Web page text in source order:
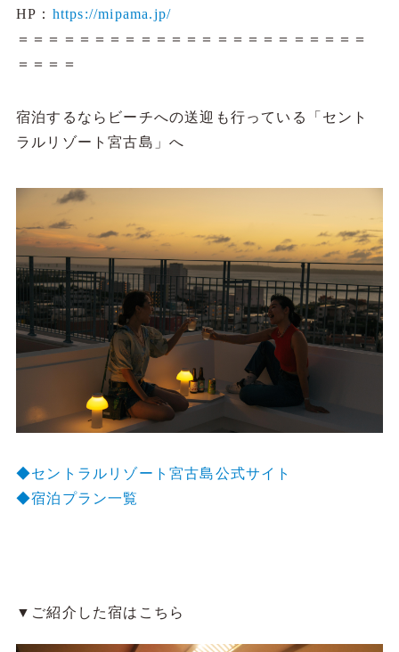
HP： https://mipama.jp/
＝＝＝＝＝＝＝＝＝＝＝＝＝＝＝＝＝＝＝＝＝＝＝
＝＝＝＝
宿泊するならビーチへの送迎も行っている「セント
ラルリゾート宮古島」へ
◆セントラルリゾート宮古島公式サイト
◆宿泊プラン一覧
▼ご紹介した宿はこちら